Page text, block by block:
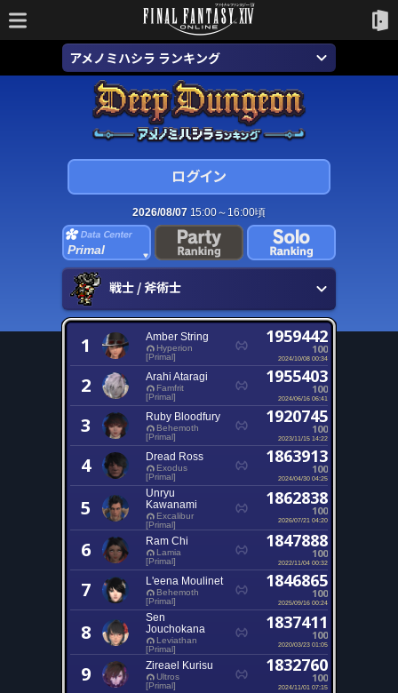
アメノミハシラ ランキング
2026/08/0715:00～16:00頃
Primal
戦士 / 斧術士
1 Amber String
Hyperion
[Primal]
1959442
100
2024/10/08 00:34
2 Arahi Ataragi
Famfrit
[Primal]
1955403
100
2024/06/16 06:41
3 Ruby Bloodfury
Behemoth
[Primal]
1920745
100
2023/11/15 14:22
4 Dread Ross
Exodus
[Primal]
1863913
100
2024/04/30 04:25
5
Unryu
Kawanami
Excalibur
[Primal]
1862838
100
2026/07/21 04:20
6 Ram Chi
Lamia
[Primal]
1847888
100
2022/11/04 00:32
7 L'eena Moulinet
Behemoth
[Primal]
1846865
100
2025/09/16 00:24
8
Sen
Jouchokana
Leviathan
[Primal]
1837411
100
2020/03/23 01:05
9 Zireael Kurisu
Ultros
[Primal]
1832760
100
2024/11/01 07:15